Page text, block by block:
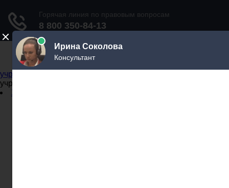
Не официальный справочник государственных
учреждений
учреждений
Задать вопрос юристу